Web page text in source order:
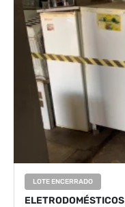
LOTE ENCERRADO
ELETRODOMÉSTICOS